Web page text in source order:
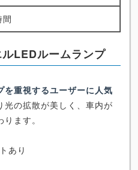
LEDルームランプ
を重視するユーザーに人気
光の拡散が美しく、車内が
ます。
あり